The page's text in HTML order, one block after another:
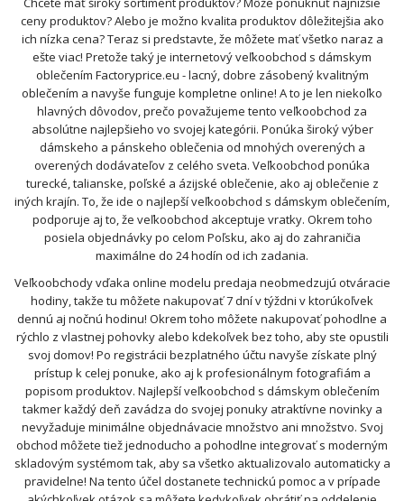
ceny produktov? Alebo je možno kvalita produktov dôležitejšia ako
ich nízka cena? Teraz si predstavte, že môžete mať všetko naraz a
ešte viac! Pretože taký je internetový veľkoobchod s dámskym
oblečením Factoryprice.eu - lacný, dobre zásobený kvalitným
oblečením a navyše funguje kompletne online! A to je len niekoľko
hlavných dôvodov, prečo považujeme tento veľkoobchod za
absolútne najlepšieho vo svojej kategórii. Ponúka široký výber
dámskeho a pánskeho oblečenia od mnohých overených a
overených dodávateľov z celého sveta. Veľkoobchod ponúka
turecké, talianske, poľské a ázijské oblečenie, ako aj oblečenie z
iných krajín. To, že ide o najlepší veľkoobchod s dámskym oblečením,
podporuje aj to, že veľkoobchod akceptuje vratky. Okrem toho
posiela objednávky po celom Poľsku, ako aj do zahraničia
maximálne do 24 hodín od ich zadania.
Veľkoobchody vďaka online modelu predaja neobmedzujú otváracie
hodiny, takže tu môžete nakupovať 7 dní v týždni v ktorúkoľvek
dennú aj nočnú hodinu! Okrem toho môžete nakupovať pohodlne a
rýchlo z vlastnej pohovky alebo kdekoľvek bez toho, aby ste opustili
svoj domov! Po registrácii bezplatného účtu navyše získate plný
prístup k celej ponuke, ako aj k profesionálnym fotografiám a
popisom produktov. Najlepší veľkoobchod s dámskym oblečením
takmer každý deň zavádza do svojej ponuky atraktívne novinky a
nevyžaduje minimálne objednávacie množstvo ani množstvo. Svoj
obchod môžete tiež jednoducho a pohodlne integrovať s moderným
skladovým systémom tak, aby sa všetko aktualizovalo automaticky a
pravidelne! Na tento účel dostanete technickú pomoc a v prípade